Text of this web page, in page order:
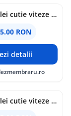
Racitor ulei cutie viteze Volkswagen Touareg (7LA, 7L6) [Fabr 2003-2010] 7L6422885B 2.5 TDI BAC 128KW / 174CP
RON
detalii
Racitor ulei cutie viteze Mercedes Clasa ML (W164) [Fabr 2005-2012] A1645002000 3.0 CDI 642940 3.0 CDI 642940 165KW / 224CP